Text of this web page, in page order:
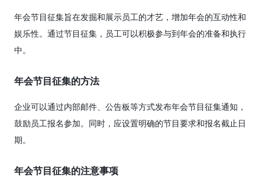
年会节目征集旨在发掘和展示员工的才艺，增加年会的互动性和
娱乐性。通过节目征集，员工可以积极参与到年会的准备和执行
中。
年会节目征集的方法
企业可以通过内部邮件、公告板等方式发布年会节目征集通知，
鼓励员工报名参加。同时，应设置明确的节目要求和报名截止日
期。
年会节目征集的注意事项